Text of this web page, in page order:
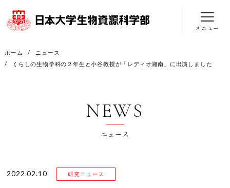
メニュー
ホーム
ニュース
くらしの生物学科の２年生と小谷教授が「レディオ湘南」に出演しました
NEWS
ニュース
2022.02.10 研究ニュース